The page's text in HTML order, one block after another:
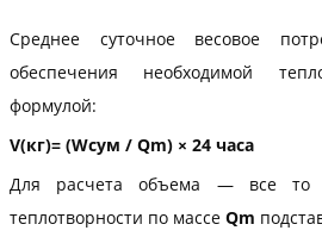
Среднее суточное весовое
обеспечения необходимой
формулой:
V(кг)= (Wсум / Qm) × 24 часа
Для расчета объема — все то
теплотворности по массе Qm